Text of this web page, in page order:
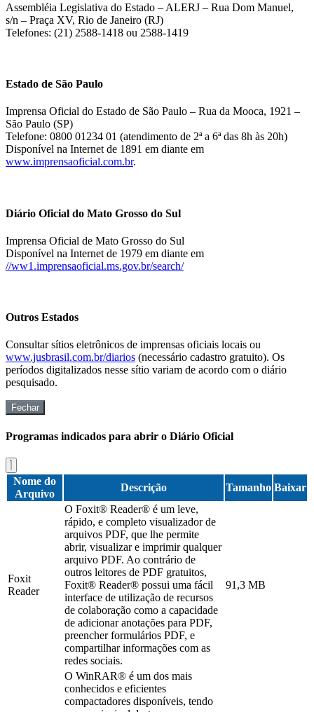
Assembléia Legislativa do Estado – ALERJ – Rua Dom Manuel,
s/n – Praça XV, Rio de Janeiro (RJ)
Telefones: (21) 2588-1418 ou 2588-1419
Estado de São Paulo
Imprensa Oficial do Estado de São Paulo – Rua da Mooca, 1921 –
São Paulo (SP)
Telefone: 0800 01234 01 (atendimento de 2ª a 6ª das 8h às 20h)
Disponível na Internet de 1891 em diante em
www.imprensaoficial.com.br.
Diário Oficial do Mato Grosso do Sul
Imprensa Oficial de Mato Grosso do Sul
Disponível na Internet de 1979 em diante em
//ww1.imprensaoficial.ms.gov.br/search/
Outros Estados
Consultar sítios eletrônicos de imprensas oficiais locais ou
www.jusbrasil.com.br/diarios (necessário cadastro gratuito). Os
períodos digitalizados nesse sítio variam de acordo com o diário
pesquisado.
Fechar
Programas indicados para abrir o Diário Oficial
Nome do
Arquivo
Descrição Tamanho Baixar
Foxit
Reader
O Foxit® Reader® é um leve,
rápido, e completo visualizador de
arquivos PDF, que lhe permite
abrir, visualizar e imprimir qualquer
arquivo PDF. Ao contrário de
outros leitores de PDF gratuitos,
Foxit® Reader® possui uma fácil
interface de utilização de recursos
de colaboração como a capacidade
de adicionar anotações para PDF,
preencher formulários PDF, e
compartilhar informações com as
redes sociais.
91,3 MB
O WinRAR® é um dos mais
conhecidos e eficientes
compactadores disponíveis, tendo